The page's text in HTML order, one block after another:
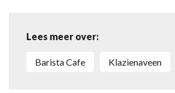
Lees meer over:
Barista Cafe Klazienaveen